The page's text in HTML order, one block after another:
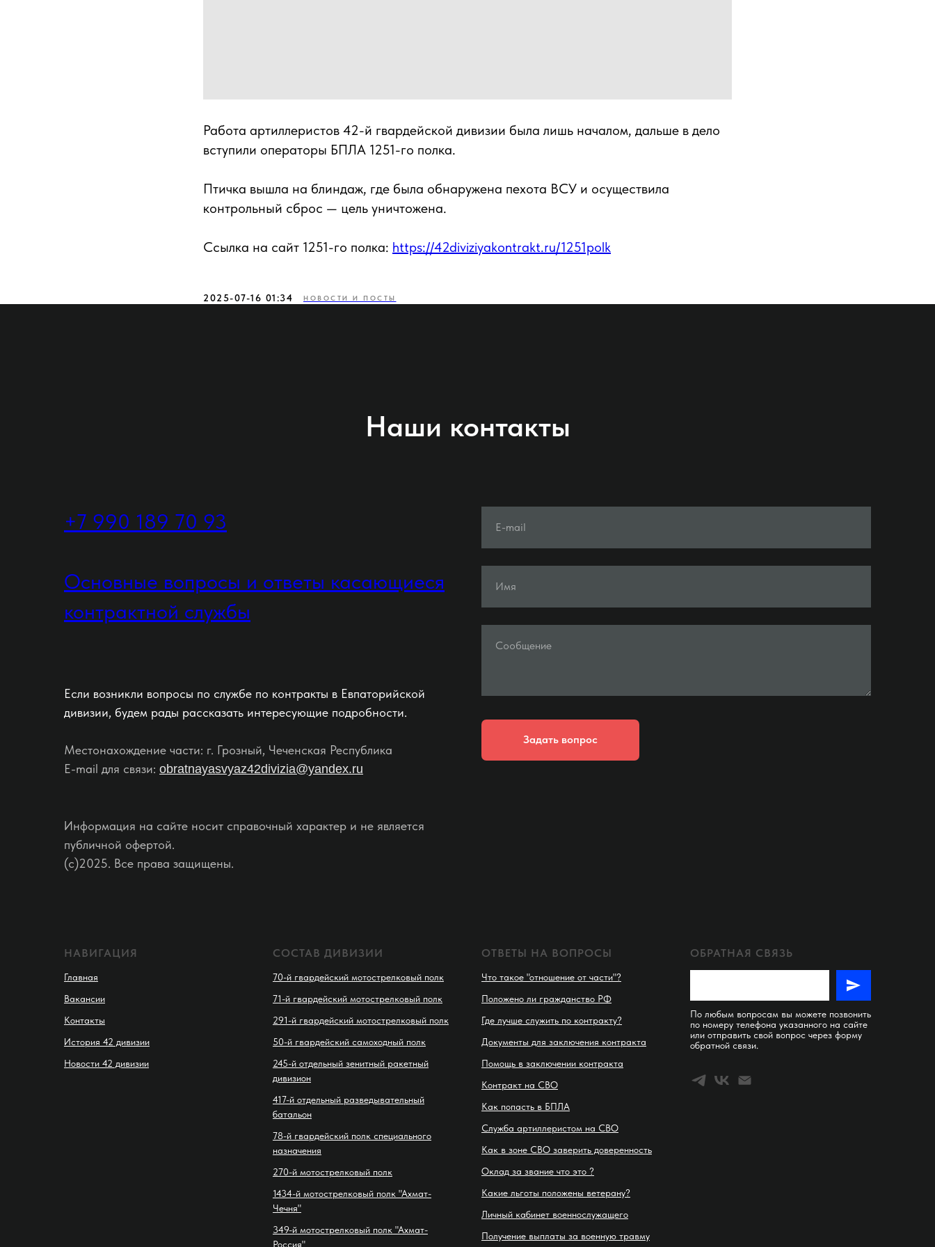
Работа артиллеристов 42-й гвардейской дивизии была лишь началом, дальше в дело
вступили операторы БПЛА 1251-го полка.
Птичка вышла на блиндаж, где была обнаружена пехота ВСУ и осуществила
контрольный сброс — цель уничтожена.
Ссылка на сайт 1251-го полка: https://42diviziyakontrakt.ru/1251polk
2025-07-16 01:34 НОВОСТИ И ПОСТЫ
Наши контакты
+7 990 189 70 93
Основные вопросы и ответы касающиеся
контрактной службы
Если возникли вопросы по службе по контракты в Евпаторийской
дивизии, будем рады рассказать интересующие подробности.
Местонахождение части: г. Грозный, Чеченская Республика
E-mail для связи: obratnayasvyaz42divizia@yandex.ru
Информация на сайте носит справочный характер и не является
публичной офертой.
(c)2025. Все права защищены.
E-mail
Имя
Сообщение
Задать вопрос
НАВИГАЦИЯ
Главная
Вакансии
Контакты
История 42 дивизии
Новости 42 дивизии
СОСТАВ ДИВИЗИИ
70-й гвардейский мотострелковый полк
71-й гвардейский мотострелковый полк
291-й гвардейский мотострелковый полк
50-й гвардейский самоходный полк
245-й отдельный зенитный ракетный
дивизион
417-й отдельный разведывательный
батальон
78-й гвардейский полк специального
назначения
270-й мотострелковый полк
1434-й мотострелковый полк "Ахмат-
Чечня"
349-й мотострелковый полк "Ахмат-
Россия"
ОТВЕТЫ НА ВОПРОСЫ
Что такое "отношение от части"?
Положено ли гражданство РФ
Где лучше служить по контракту?
Документы для заключения контракта
Помощь в заключении контракта
Контракт на СВО
Как попасть в БПЛА
Служба артиллеристом на СВО
Как в зоне СВО заверить доверенность
Оклад за звание что это ?
Какие льготы положены ветерану?
Личный кабинет военнослужащего
Получение выплаты за военную травму
ОБРАТНАЯ СВЯЗЬ
По любым вопросам вы можете позвонить
по номеру телефона указанного на сайте
или отправить свой вопрос через форму
обратной связи.